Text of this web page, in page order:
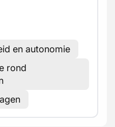
en autonomie
rond